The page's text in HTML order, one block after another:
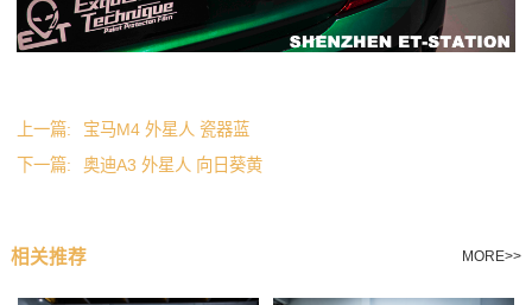
上一篇:
宝马M4 外星人 瓷器蓝
下一篇:
奥迪A3 外星人 向日葵黄
相关推荐 MORE>>